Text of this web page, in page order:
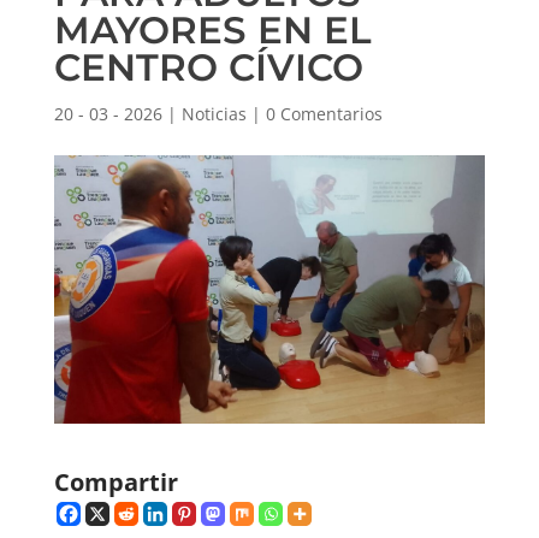
MAYORES EN EL
CENTRO CÍVICO
20 - 03 - 2026| Noticias | 0 Comentarios
Compartir